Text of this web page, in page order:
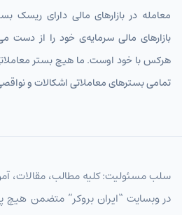
معامله در بازارهای مالی دارای ریسک
بازارهای مالی سرمایه‌ی خود را از
هرکس با خود اوست. ما هیچ بستر
تمامی بسترهای معاملاتی اشکالات و
سلب مسئولیت: کلیه مطالب، مقالات،
در وبسایت “ایران بروکر” متضمن هیچ